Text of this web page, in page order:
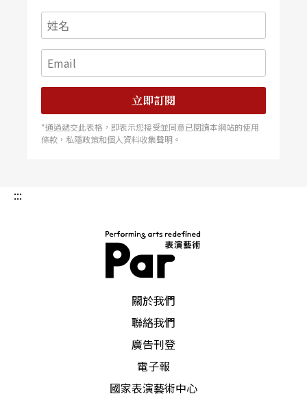
立即訂閱
*通過遞交此表格，即表示您接受並同意已閱讀本網站的使用
條款，私隱政策和個人資料收集聲明。
:::
關於我們
聯絡我們
廣告刊登
電子報
國家表演藝術中心